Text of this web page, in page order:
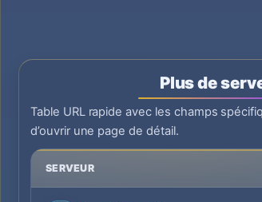
Plus de
Table URL rapide avec les champs
d’ouvrir une page de détail.
SERVEUR